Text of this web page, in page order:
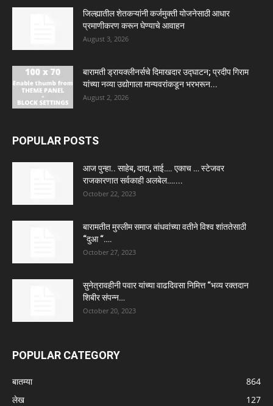
जिल्ह्यातील शेतकऱ्यांनी कर्जमुक्ती योजनेसाठी आधार
प्रमाणीकरण करून घेण्याचे आवाहन
August 3, 2026
बारामती ड्रायक्लीनर्सचे दिमाखदार उद्घाटन; प्रदीप गिराम
यांच्या नव्या उद्योगाला मान्यवरांकडून भरभरून...
August 2, 2026
POPULAR POSTS
आज पुन्हा.. साहेब, दादा, ताई…. एकाच … स्टेजवर
राजकारणात सर्वकाही अलबेल…....
October 22, 2023
बारामतीत मुस्लीम समाज बांधवांच्या वतीने विश्व शांततेसाठी
“दुआ “….
October 27, 2023
सुनेत्रावहीनी पवार यांच्या वाढदिवसा निमित्त “भव्य रक्तदान
शिबीर संपन्न…
October 20, 2023
POPULAR CATEGORY
बातम्या
864
लेख
127